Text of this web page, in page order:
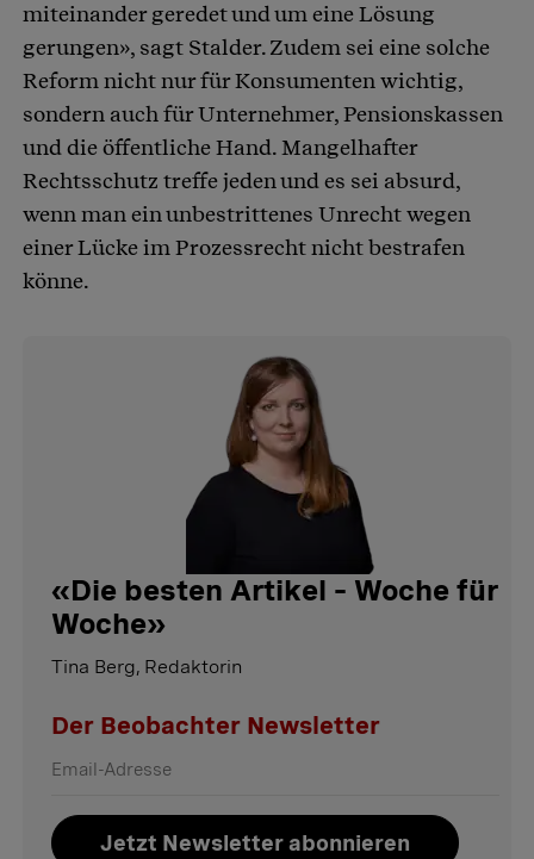
miteinander geredet und um eine Lösung
gerungen», sagt Stalder. Zudem sei eine solche
Reform nicht nur für Konsumenten wichtig,
sondern auch für Unternehmer, Pensionskassen
und die öffentliche Hand. Mangelhafter
Rechtsschutz treffe jeden und es sei absurd,
wenn man ein unbestrittenes Unrecht wegen
einer Lücke im Prozessrecht nicht bestrafen
könne.
«Die besten Artikel – Woche für
Woche»
Tina Berg, Redaktorin
Der Beobachter Newsletter
Jetzt Newsletter abonnieren